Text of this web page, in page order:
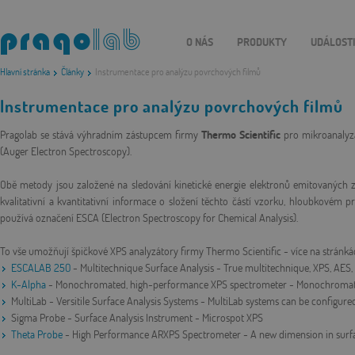
Hlavní stránka Články Instrumentace pro analýzu povrchových filmů
O NÁS PRODUKTY UDÁLOSTI
Instrumentace pro analýzu povrchových filmů
Pragolab se stává výhradním zástupcem firmy Thermo Scientific pro
(Auger Electron Spectroscopy).
Obě metody jsou založené na sledování kinetické energie elektronů
kvalitativní a kvantitativní informace o složení těchto částí vzorku, hloubkovém
používá označení ESCA (Electron Spectroscopy for Chemical Analysis).
To vše umožňují špičkové XPS analyzátory firmy Thermo Scientific - více na
ESCALAB 250 - Multitechnique Surface Analysis - True multitechnique, XPS,
K-Alpha - Monochromated, high-performance XPS spectrometer -
MultiLab - Versitile Surface Analysis Systems - MultiLab systems can be
Sigma Probe - Surface Analysis Instrument - Microspot XPS
Theta Probe - High Performance ARXPS Spectrometer - A new dimension in